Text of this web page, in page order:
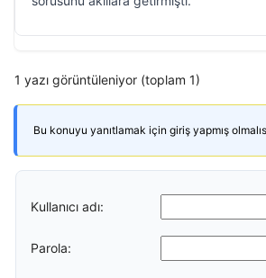
1 yazı görüntüleniyor (toplam 1)
Bu konuyu yanıtlamak için giriş yapmış
Kullanıcı adı:
Parola: